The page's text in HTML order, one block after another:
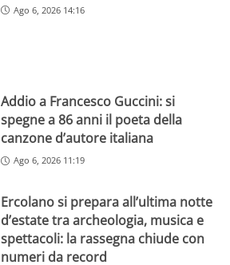
Ago 6, 2026 14:16
Addio a Francesco Guccini: si
spegne a 86 anni il poeta della
canzone d’autore italiana
Ago 6, 2026 11:19
Ercolano si prepara all’ultima notte
d’estate tra archeologia, musica e
spettacoli: la rassegna chiude con
numeri da record